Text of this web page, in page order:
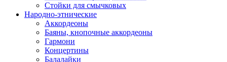
Стойки для смычковых
Народно-этнические
Аккордеоны
Баяны, кнопочные аккордеоны
Гармони
Концертины
Балалайки